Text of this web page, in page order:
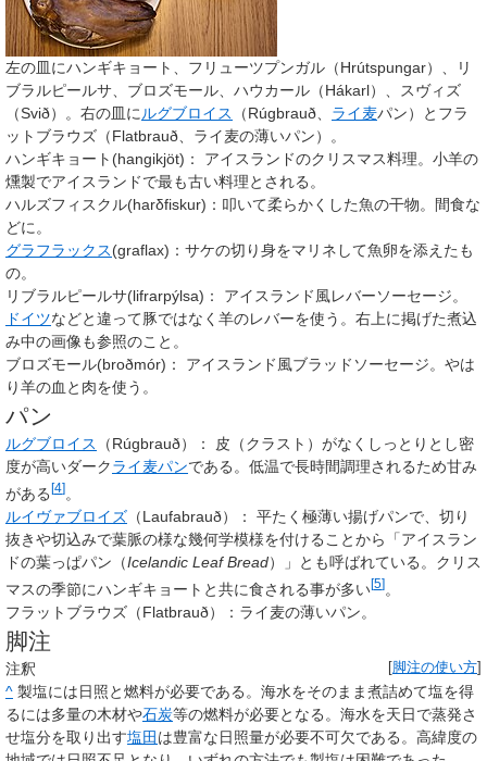
左の皿にハンギキョート、フリューツプンガル（Hrútspungar）、リ
ブラルピールサ、ブロズモール、ハウカール（Hákarl）、スヴィズ
（Svið）。右の皿にルグブロイス （Rúgbrauð、 ライ麦パン）とフラ
ットブラウズ（Flatbrauð、ライ麦の薄いパン）。
ハンギキョート(hangikjöt)： アイスランドのクリスマス料理。小羊の
燻製でアイスランドで最も古い料理とされる。
ハルズフィスクル(harδfiskur)：叩いて柔らかくした魚の干物。間食な
どに。
グラフラックス(graflax)：サケの切り身をマリネして魚卵を添えたも
の。
リブラルピールサ(lifrarpýlsa)： アイスランド風レバーソーセージ。
ドイツなどと違って豚ではなく羊のレバーを使う。右上に掲げた煮込
み中の画像も参照のこと。
ブロズモール(broðmór)： アイスランド風ブラッドソーセージ。やは
り羊の血と肉を使う。
パン
ルグブロイス
（Rúgbrauð）： 皮（クラスト）がなくしっとりとし密
度が高いダークライ麦パンである。低温で長時間調理されるため甘み
がある [4] 。
ルイヴァブロイズ （Laufabrauð）： 平たく極薄い揚げパンで、切り
抜きや切込みで葉脈の様な幾何学模様を付けることから「アイスラン
ドの葉っぱパン（Icelandic Leaf Bread）」とも呼ばれている。クリス
マスの季節にハンギキョートと共に食される事が多い[5]。
フラットブラウズ（Flatbrauð）：ライ麦の薄いパン。
脚注
[脚注の使い方]
注釈
^ 製塩には日照と燃料が必要である。海水をそのまま煮詰めて塩を得
るには多量の木材や石炭等の燃料が必要となる。海水を天日で蒸発さ
せ塩分を取り出す塩田 は豊富な日照量が必要不可欠である。高緯度の